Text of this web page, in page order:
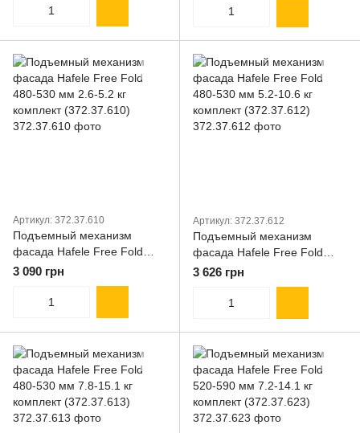
Артикул: 372.37.610
Подъемный механизм
фасада Hafele Free Fold
480-530 мм 2.6-5.2 кг
комплект (372.37.610)
3 090 грн
Артикул: 372.37.612
Подъемный механизм
фасада Hafele Free Fold
480-530 мм 5.2-10.6 кг
комплект (372.37.612)
3 626 грн